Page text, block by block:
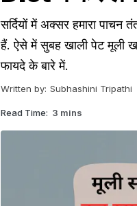
सर्दियों में अक्सर हमारा
हैं. ऐसे में सुबह खाली पेट मूली
फायदे के बारे में.
Written by: Subhashini Tripathi
Read Time: 3 mins